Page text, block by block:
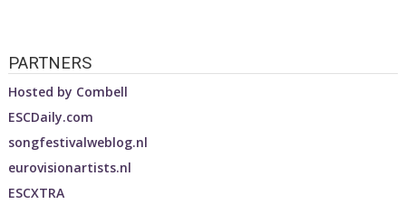
PARTNERS
Hosted by Combell
ESCDaily.com
songfestivalweblog.nl
eurovisionartists.nl
ESCXTRA